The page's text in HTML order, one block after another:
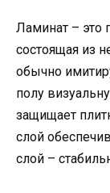
Ламинат – это
состоящая из
обычно
полу
защищает
слой
слой –